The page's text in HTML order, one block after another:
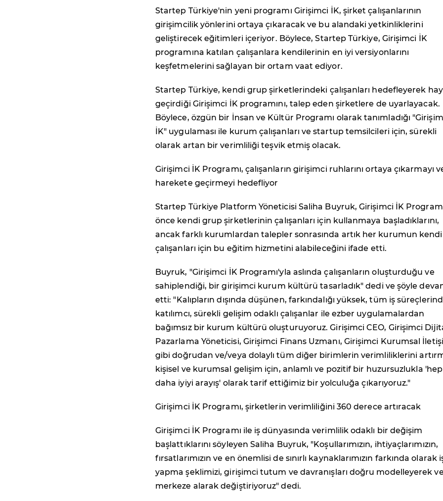
Startep Türkiye'nin yeni programı Girişimci İK, şirket çalışanlarının
girişimcilik yönlerini ortaya çıkaracak ve bu alandaki yetkinliklerini
geliştirecek eğitimleri içeriyor. Böylece, Startep Türkiye, Girişimci İK
programına katılan çalışanlara kendilerinin en iyi versiyonlarını
keşfetmelerini sağlayan bir ortam vaat ediyor.
Startep Türkiye, kendi grup şirketlerindeki çalışanları hedefleyerek
geçirdiği Girişimci İK programını, talep eden şirketlere de uyarlayacak.
Böylece, özgün bir İnsan ve Kültür Programı olarak tanımladığı
İK" uygulaması ile kurum çalışanları ve startup temsilcileri için, sürekli
olarak artan bir verimliliği teşvik etmiş olacak.
Girişimci İK Programı, çalışanların girişimci ruhlarını ortaya çıkarmayı
harekete geçirmeyi hedefliyor
Startep Türkiye Platform Yöneticisi Saliha Buyruk, Girişimci İK
önce kendi grup şirketlerinin çalışanları için kullanmaya başladıklarını,
ancak farklı kurumlardan talepler sonrasında artık her kurumun kendi
çalışanları için bu eğitim hizmetini alabileceğini ifade etti.
Buyruk, "Girişimci İK Programı'yla aslında çalışanların oluşturduğu ve
sahiplendiği, bir girişimci kurum kültürü tasarladık" dedi ve şöyle
etti: "Kalıpların dışında düşünen, farkındalığı yüksek, tüm iş
katılımcı, sürekli gelişim odaklı çalışanlar ile ezber uygulamalardan
bağımsız bir kurum kültürü oluşturuyoruz. Girişimci CEO, Girişimci
Pazarlama Yöneticisi, Girişimci Finans Uzmanı, Girişimci Kurumsal
gibi doğrudan ve/veya dolaylı tüm diğer birimlerin verimliliklerini
kişisel ve kurumsal gelişim için, anlamlı ve pozitif bir huzursuzlukla 'hep
daha iyiyi arayış' olarak tarif ettiğimiz bir yolculuğa çıkarıyoruz."
Girişimci İK Programı, şirketlerin verimliliğini 360 derece artıracak
Girişimci İK Programı ile iş dünyasında verimlilik odaklı bir değişim
başlattıklarını söyleyen Saliha Buyruk, "Koşullarımızın, ihtiyaçlarımızın,
fırsatlarımızın ve en önemlisi de sınırlı kaynaklarımızın farkında olarak
yapma şeklimizi, girişimci tutum ve davranışları doğru modelleyerek ve
merkeze alarak değiştiriyoruz" dedi.